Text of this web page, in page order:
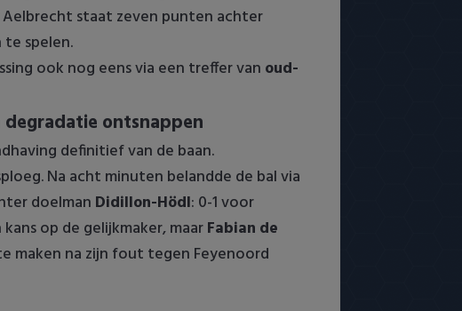
staat zeven punten achter
spelen.
ook nog eens via een treffer van oud-
degradatie ontsnappen
definitief van de baan.
Na acht minuten belandde de bal via
doelman Didillon-Hödl: 0-1 voor
op de gelijkmaker, maarFabian de
maken na zijn fout tegen Feyenoord